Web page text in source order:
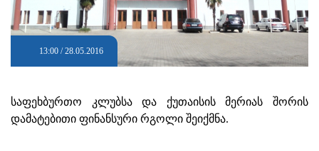
13:00 / 28.05.2016
საფეხბურთო კლუბსა და ქუთაისის მერიას შორის
დამატებითი ფინანსური რგოლი შეიქმნა.